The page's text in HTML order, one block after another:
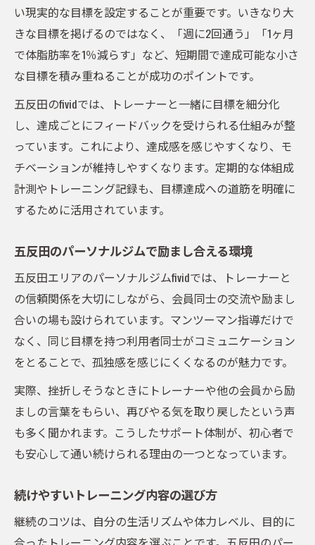
い現実的な目標を設定することが重要です。いきなり大
きな目標を掲げるのではなく、「週に2回通う」「1ヶ月
で体脂肪率を1％減らす」など、短期間で達成可能な小さ
な目標を積み重ねることが成功のポイントです。
五反田のfividでは、トレーナーと一緒に目標を細分化
し、達成ごとにフィードバックを受けられる仕組みが整
っています。これにより、達成感を感じやすくなり、モ
チベーションが維持しやすくなります。定期的な体組成
計測やトレーニング記録も、目標達成への道筋を明確に
するために活用されています。
五反田のパーソナルジムで励まし合える環境
五反田エリアのパーソナルジムfividでは、トレーナーと
の信頼関係を大切にしながら、会員同士の交流や励まし
合いの場も設けられています。マンツーマン指導だけで
なく、同じ目標を持つ利用者同士がコミュニケーション
をとることで、孤独感を感じにくくなるのが魅力です。
実際、挫折しそうなときにトレーナーや他の会員から励
ましの言葉をもらい、再びやる気を取り戻したという声
も多く聞かれます。こうしたサポート体制が、初心者で
も安心して通い続けられる理由の一つとなっています。
続けやすいトレーニング内容の選び方
継続のコツは、自分の生活リズムや体力レベル、目的に